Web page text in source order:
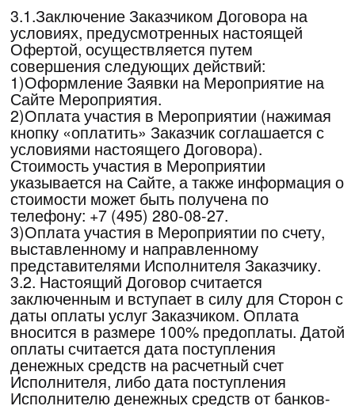
способов:
1)путем оплаты электронными денежными
средствами;
2)путем оплаты через платежные
терминалы;
3)путем оплаты на расчетный счет
Исполнителя;
4)иными способами по предварительному
согласованию с Исполнителем.
4.6. В случае совершения платежа с
помощью банковской карты, Заказчику
рекомендуется использовать банковскую
карту, выпущенную на имя Заказчика. В
случае осуществления возврата оплаченных
денежных средств, возврат производится по
тем же реквизитам, по которым был получен
платеж, и на основании личного заявления
лица, на чье имя была выпущена банковская
карта. Оплата не принимается при
обнаружении нарушений Заказчиком
условий платежа, установленных настоящим
договором и законодательством Российской
Федерации.
4.7.Заказчик оплачивает Услуги
Исполнителя, тем самым, давая
подтверждение принятия условий (акцепт)
Оферты Исполнителя в полном объеме.
4.8.Акцептуя условия Оферты, Заказчик дает
согласие в соответствии с действующим
законодательством Российской Федерации
на обработку (далее обработка ПД)
Исполнителем предоставленной им
информации и (или) его персональных
данных. Обработка персональных данных